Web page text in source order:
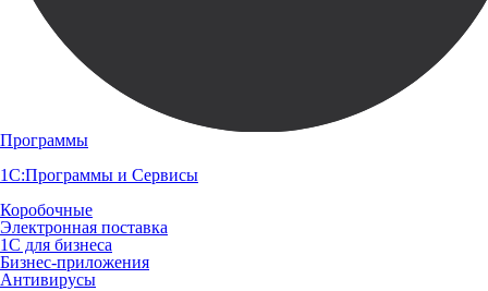
Программы
1С:Программы и Сервисы
Коробочные
Электронная поставка
1С для бизнеса
Бизнес-приложения
Антивирусы